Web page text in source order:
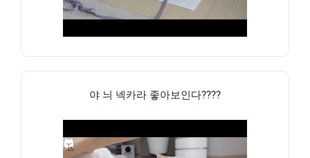
야 늬 넥카라 좋아보인다????